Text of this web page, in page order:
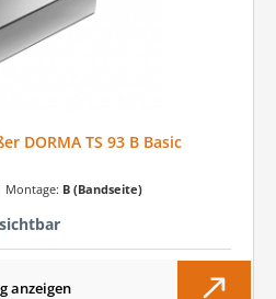
DORMA TS 93 B Basic
Montage: B (Bandseite)
anzeigen